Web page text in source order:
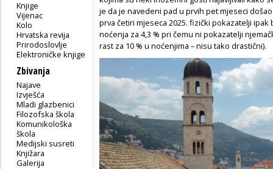
Knjige
Vijenac
Kolo
Hrvatska revija
Prirodoslovlje
Elektroničke knjige
Zbivanja
Najave
Izvješća
Mladi glazbenici
Filozofska škola
Komunikološka
škola
Medijski susreti
Knjižara
Galerija
je da je navedeni pad u prvih pet mjeseci
prva četiri mjeseca 2025. fizički pokazatelji
noćenja za 4,3 % pri čemu ni pokazatelji
rast za 10 % u noćenjima – nisu tako drastični).